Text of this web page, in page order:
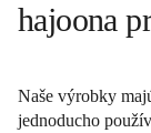
hajoona
Naše výrobky
jednoducho